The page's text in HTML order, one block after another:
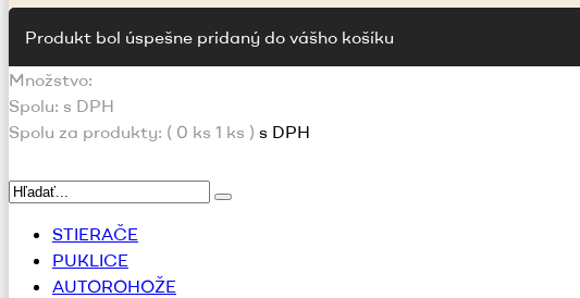
Produkt bol úspešne pridaný do vášho košíku
Množstvo:
Spolu: s DPH
Spolu za produkty: ( 0 ks 1 ks ) s DPH
STIERAČE
PUKLICE
AUTOROHOŽE